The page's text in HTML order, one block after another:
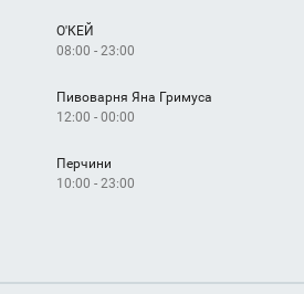
О'КЕЙ
08:00 - 23:00
Пивоварня Яна Гримуса
12:00 - 00:00
Перчини
10:00 - 23:00